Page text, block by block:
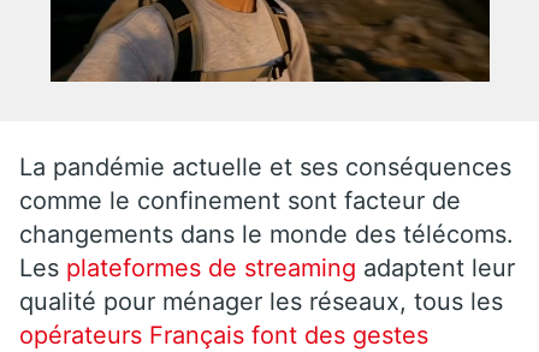
La pandémie actuelle et ses conséquences
comme le confinement sont facteur de
changements dans le monde des télécoms.
Les plateformes de streaming adaptent leur
qualité pour ménager les réseaux, tous les
opérateurs Français font des gestes